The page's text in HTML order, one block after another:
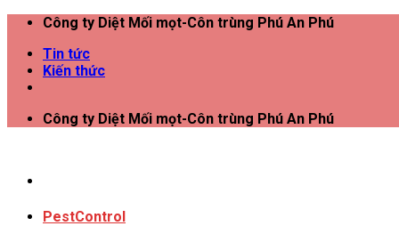
Công ty Diệt Mối mọt-Côn trùng Phú An Phú
Tin tức
Kiến thức
Công ty Diệt Mối mọt-Côn trùng Phú An Phú
PestControl